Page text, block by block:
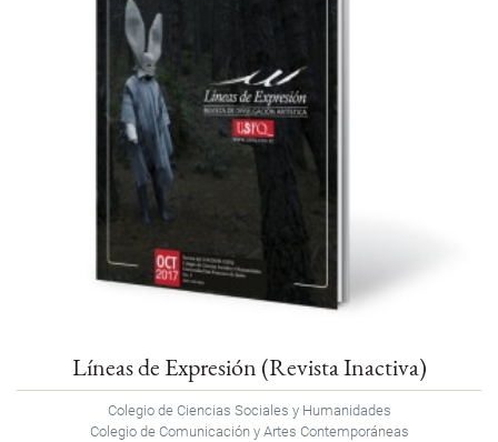
Líneas de Expresión (Revista Inactiva)
Colegio de Ciencias Sociales y Humanidades
Colegio de Comunicación y Artes Contemporáneas